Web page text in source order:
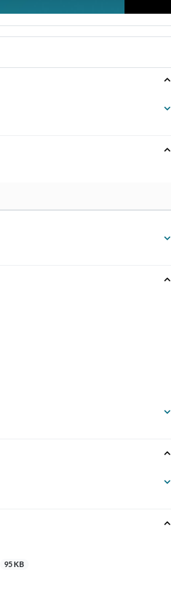
95 KB